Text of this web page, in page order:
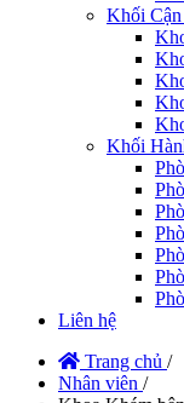
Khối
Khối
Liên hệ
Trang chủ /
Nhân viên /